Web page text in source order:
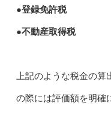
●登録免許税
●不動産取得税
上記のような税金の
の際には評価額を明確